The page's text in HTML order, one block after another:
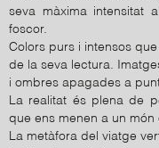
seva màxima intensitat
foscor.
Colors purs i intensos
de la seva lectura.
i ombres apagades a
La realitat és plena de
que ens menen a un món
La metàfora del viatge